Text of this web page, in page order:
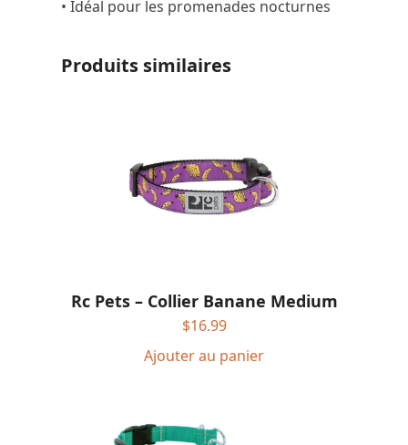
• Idéal pour les promenades nocturnes
Produits similaires
Rc Pets – Collier Banane Medium
$16.99
Ajouter au panier